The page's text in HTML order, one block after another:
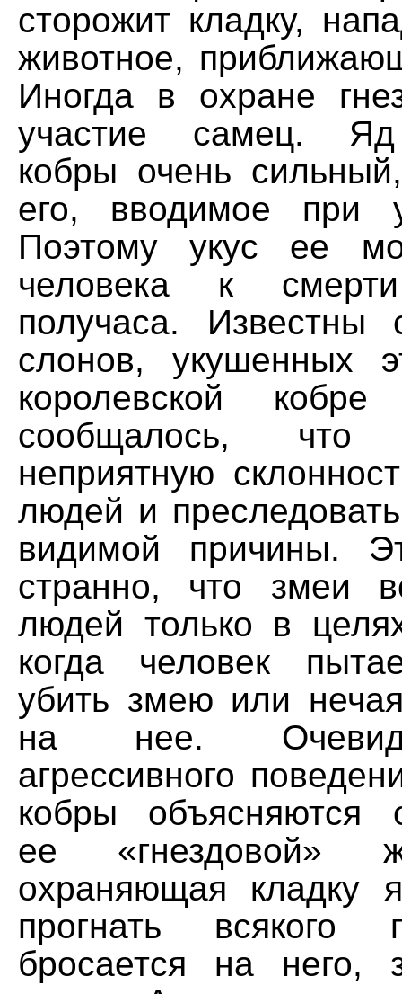
сторожит кладку,
животное,
Иногда в охране
участие самец. Яд
кобры очень
его, вводимое при
Поэтому укус ее
человека к
получаса. Известны
слонов, укушенных
королевской кобре
сообщалось,
неприятную
людей и
видимой причины.
странно, что змеи
людей только в
когда человек
убить змею или
на нее.
агрессивного
кобры объясняются
ее «гнездовой»
охраняющая кладку
прогнать всякого
бросается на него,